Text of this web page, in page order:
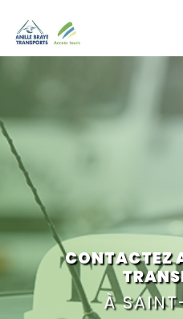
CONTACTEZ
À